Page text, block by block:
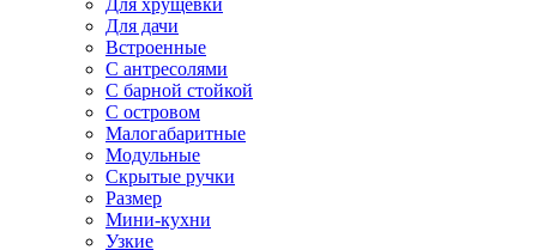
Для хрущевки
Для дачи
Встроенные
С антресолями
С барной стойкой
С островом
Малогабаритные
Модульные
Скрытые ручки
Размер
Мини-кухни
Узкие